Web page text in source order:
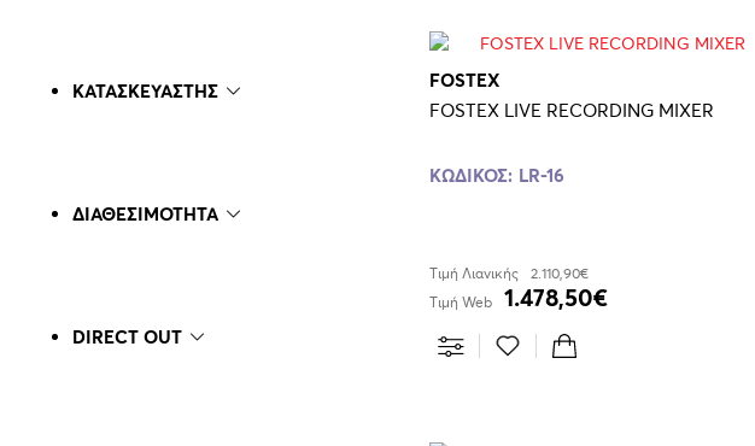
ΚΑΤΑΣΚΕΥΑΣΤΗΣ
ΔΙΑΘΕΣΙΜΟΤΗΤΑ
DIRECT OUT
FOSTEX
FOSTEX LIVE RECORDING MIXER
ΚΩΔΙΚΟΣ: LR-16
Τιμή Λιανικής
2.110,90€
Τιμή Web
1.478,50€